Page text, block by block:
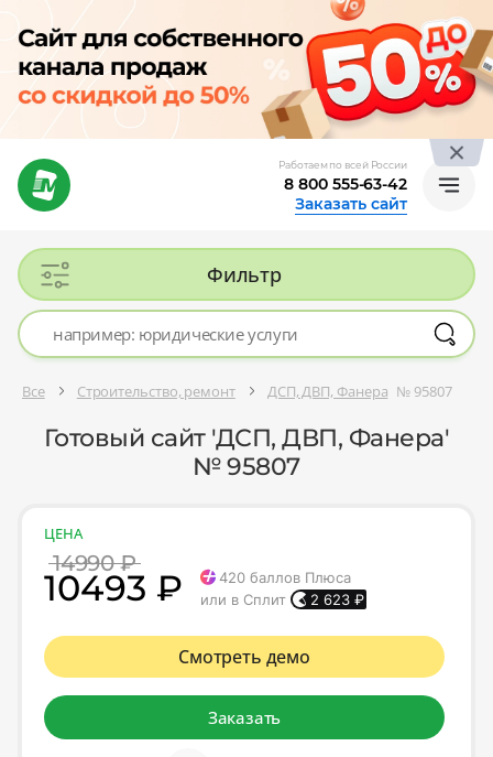
Работаем по всей России
8 800 555-63-42
Заказать сайт
Фильтр
Все Строительство, ремонт ДСП, ДВП, Фанера № 95807
Готовый сайт 'ДСП, ДВП, Фанера'
№ 95807
ЦЕНА
14990 ₽
10493 ₽ 420 баллов Плюса
или в Сплит
2 623 ₽
Смотреть демо
Заказать